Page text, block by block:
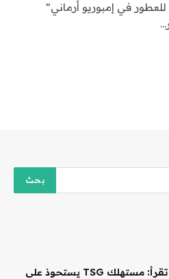
في إمبوريو أرماني”
يجب أن تقرأ: مستهلك TSG يستحوذ على